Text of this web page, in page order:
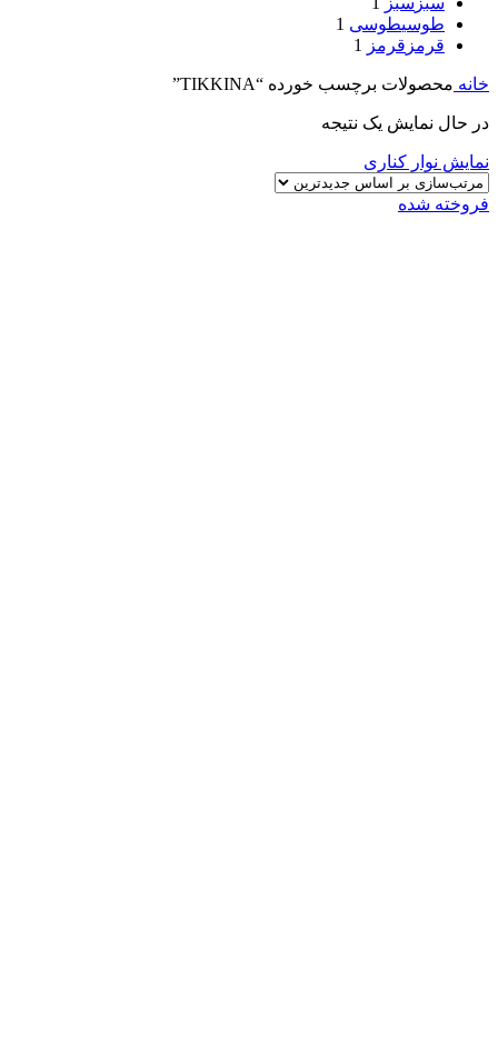
طوسیطوسی 1
قرمز قرمز 1
خانه محصولات برچسب خورده “TIKKINA”
در حال نمایش یک نتیجه
نمایش نوار کناری
فروخته شده